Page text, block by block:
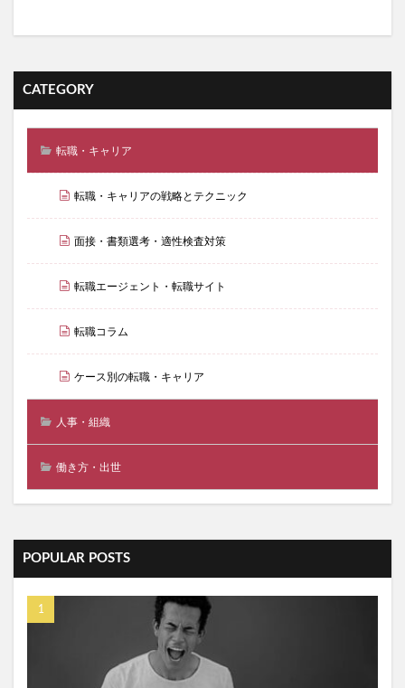
CATEGORY
転職・キャリア
転職・キャリアの戦略とテクニック
面接・書類選考・適性検査対策
転職エージェント・転職サイト
転職コラム
ケース別の転職・キャリア
人事・組織
働き方・出世
POPULAR POSTS